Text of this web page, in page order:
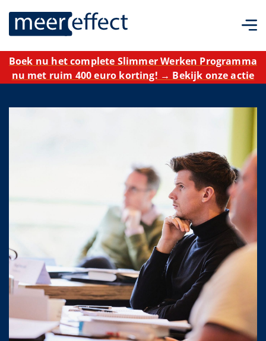
Boek nu het complete Slimmer Werken Programma
nu met ruim 400 euro korting! → Bekijk onze actie